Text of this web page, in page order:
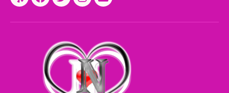
Yelp Facebook
TwitterInstagram
Email